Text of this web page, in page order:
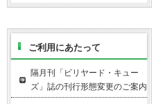
ご利用にあたって
隔月刊「ビリヤード・キュー
ズ」誌の刊行形態変更のご案内